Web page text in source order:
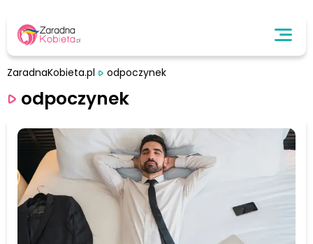
ZaradnaKobieta.pl odpoczynek
odpoczynek